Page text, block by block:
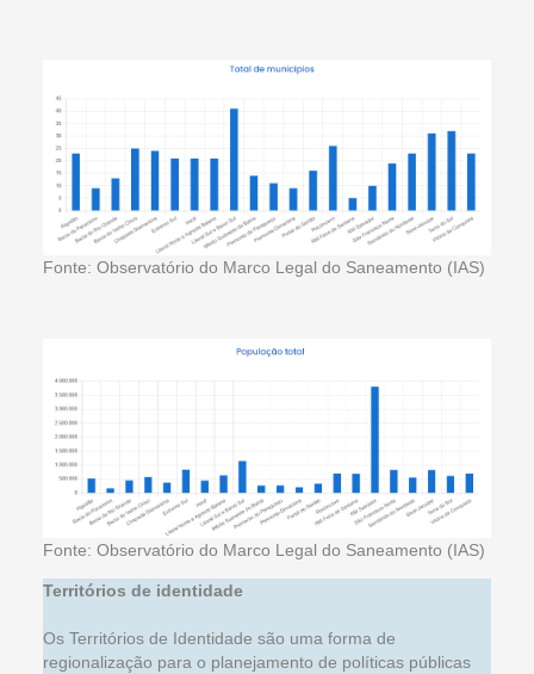
Fonte: Observatório do Marco Legal do Saneamento (IAS)
Fonte: Observatório do Marco Legal do Saneamento (IAS)
Territórios de identidade
Os Territórios de Identidade são uma forma de
regionalização para o planejamento de políticas públicas